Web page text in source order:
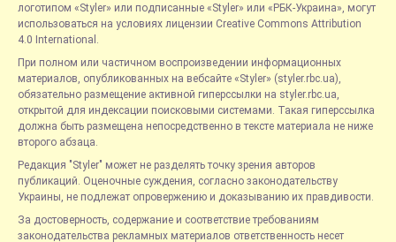
логотипом «Styler» или подписанные «Styler» или «РБК-Украина», могут
использоваться на условиях лицензии Creative Commons Attribution
4.0 International.
При полном или частичном воспроизведении информационных
материалов, опубликованных на вебсайте «Styler» (styler.rbc.ua),
обязательно размещение активной гиперссылки на styler.rbc.ua,
открытой для индексации поисковыми системами. Такая гиперссылка
должна быть размещена непосредственно в тексте материала не ниже
второго абзаца.
Редакция "Styler" может не разделять точку зрения авторов
публикаций. Оценочные суждения, согласно законодательству
Украины, не подлежат опровержению и доказыванию их правдивости.
За достоверность, содержание и соответствие требованиям
законодательства рекламных материалов ответственность несет